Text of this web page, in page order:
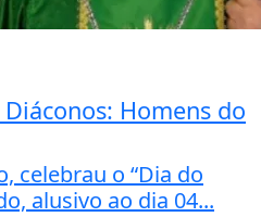
Homens do
celebrau o “Dia do
alusivo ao dia 04...